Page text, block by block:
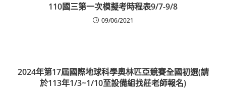
110國三第一次模擬考時程表9/7-9/8
09/06/2021
2024年第17屆國際地球科學奧林匹亞競賽全國初選(請
於113年1/3~1/10至設備組找莊老師報名)